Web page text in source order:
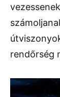
rendőrség